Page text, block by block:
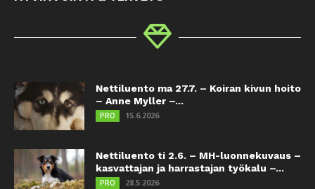
Nettiluento ma 27.7. – Koiran kivun hoito
– Anne Myller –...
PRO 15.6.2026
Nettiluento ti 2.6. – MH-luonnekuvaus –
kasvattajan ja harrastajan työkalu –...
PRO 28.5.2026